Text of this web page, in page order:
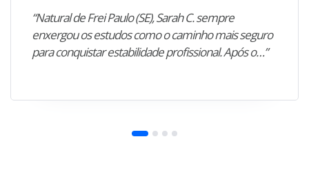
“Natural de Frei Paulo (SE), Sarah C. sempre
enxergou os estudos como o caminho mais seguro
para conquistar estabilidade profissional. Após o…”